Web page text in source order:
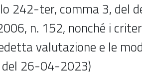
242-ter, comma 3, del
n. 152, nonché i
valutazione e le
del 26-04-2023)